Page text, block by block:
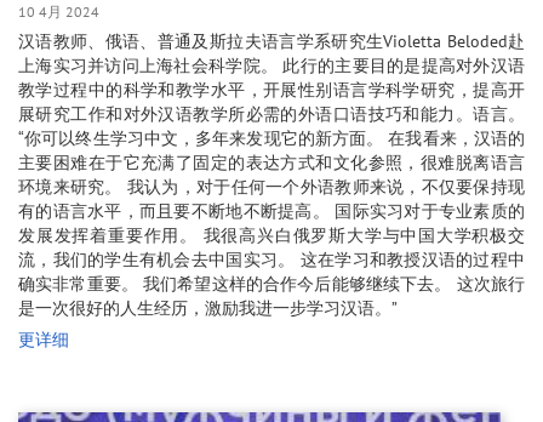
10 4月 2024
汉语教师、俄语、普通及斯拉夫语言学系研究生Violetta Beloded赴
上海实习并访问上海社会科学院。 此行的主要目的是提高对外汉语
教学过程中的科学和教学水平，开展性别语言学科学研究，提高开
展研究工作和对外汉语教学所必需的外语口语技巧和能力。语言。
“你可以终生学习中文，多年来发现它的新方面。 在我看来，汉语的
主要困难在于它充满了固定的表达方式和文化参照，很难脱离语言
环境来研究。 我认为，对于任何一个外语教师来说，不仅要保持现
有的语言水平，而且要不断地不断提高。 国际实习对于专业素质的
发展发挥着重要作用。 我很高兴白俄罗斯大学与中国大学积极交
流，我们的学生有机会去中国实习。 这在学习和教授汉语的过程中
确实非常重要。 我们希望这样的合作今后能够继续下去。 这次旅行
是一次很好的人生经历，激励我进一步学习汉语。”
更详细